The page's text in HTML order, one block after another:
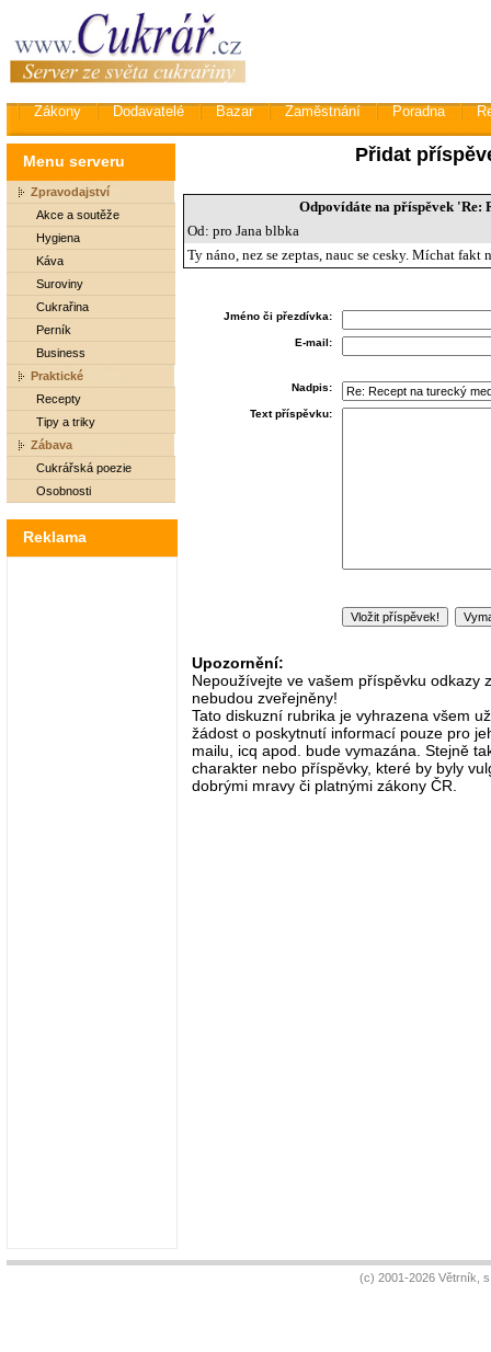
Zákony Dodavatelé Bazar Zaměstnání Poradna
Menu serveru
Zpravodajství
Akce a soutěže
Hygiena
Káva
Suroviny
Cukrařina
Perník
Business
Praktické
Recepty
Tipy a triky
Zábava
Cukrářská poezie
Osobnosti
Reklama
Přidat
Odpovídáte na příspěvek 'Re:
Od: pro Jana blbka
Ty náno, nez se zeptas, nauc se cesky. Míchat
Jméno či přezdívka:
E-mail:
Nadpis:
Text příspěvku:
Upozornění:
Nepoužívejte ve vašem příspěvku odkazy
nebudou zveřejněny!
Tato diskuzní rubrika je vyhrazena všem
žádost o poskytnutí informací pouze pro
mailu, icq apod. bude vymazána. Stejně
charakter nebo příspěvky, které by byly
dobrými mravy či platnými zákony ČR.
(c) 2001-2026 Větrník,